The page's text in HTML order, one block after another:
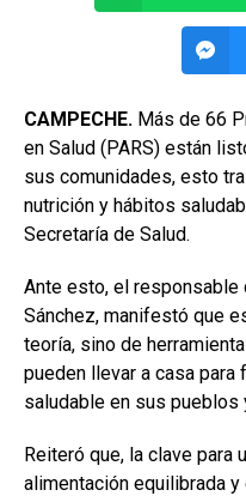
CAMPECHE. Más de 66
en Salud (PARS) están
sus comunidades, esto
nutrición y hábitos
Secretaría de Salud.
Ante esto, el responsable
Sánchez, manifestó que
teoría, sino de
pueden llevar a casa
saludable en sus
Reiteró que, la clave para
alimentación equilibrada